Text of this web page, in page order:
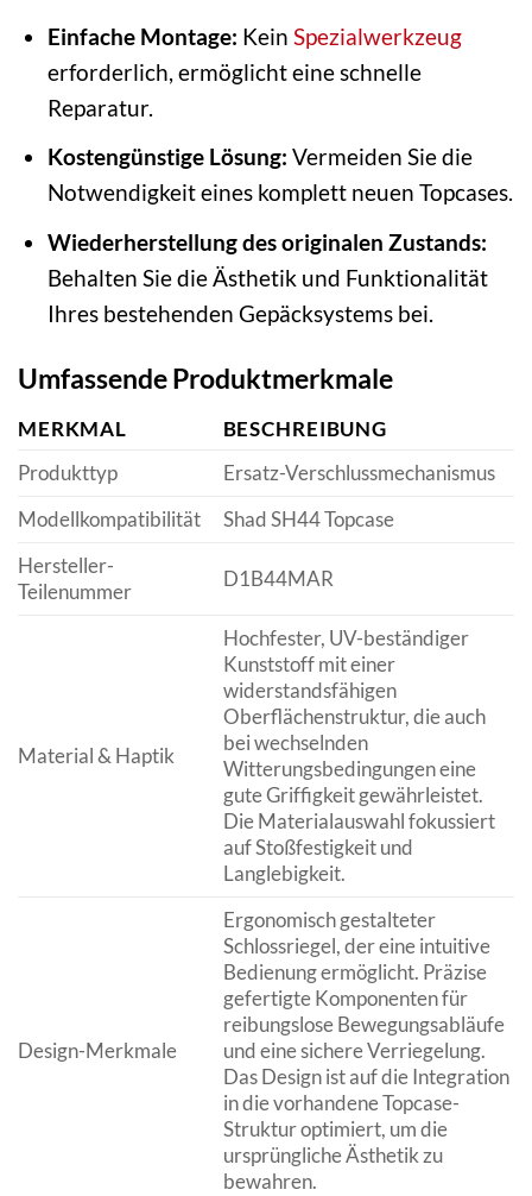
Einfache Montage: Kein Spezialwerkzeug
erforderlich, ermöglicht eine schnelle
Reparatur.
Kostengünstige Lösung: Vermeiden Sie die
Notwendigkeit eines komplett neuen Topcases.
Wiederherstellung des originalen Zustands:
Behalten Sie die Ästhetik und Funktionalität
Ihres bestehenden Gepäcksystems bei.
Umfassende Produktmerkmale
MERKMAL
BESCHREIBUNG
Produkttyp
Ersatz-Verschlussmechanismus
Modellkompatibilität
Shad SH44 Topcase
Hersteller-
Teilenummer
D1B44MAR
Material & Haptik
Hochfester, UV-beständiger
Kunststoff mit einer
widerstandsfähigen
Oberflächenstruktur, die auch
bei wechselnden
Witterungsbedingungen eine
gute Griffigkeit gewährleistet.
Die Materialauswahl fokussiert
auf Stoßfestigkeit und
Langlebigkeit.
Design-Merkmale
Ergonomisch gestalteter
Schlossriegel, der eine intuitive
Bedienung ermöglicht. Präzise
gefertigte Komponenten für
reibungslose Bewegungsabläufe
und eine sichere Verriegelung.
Das Design ist auf die Integration
in die vorhandene Topcase-
Struktur optimiert, um die
ursprüngliche Ästhetik zu
bewahren.